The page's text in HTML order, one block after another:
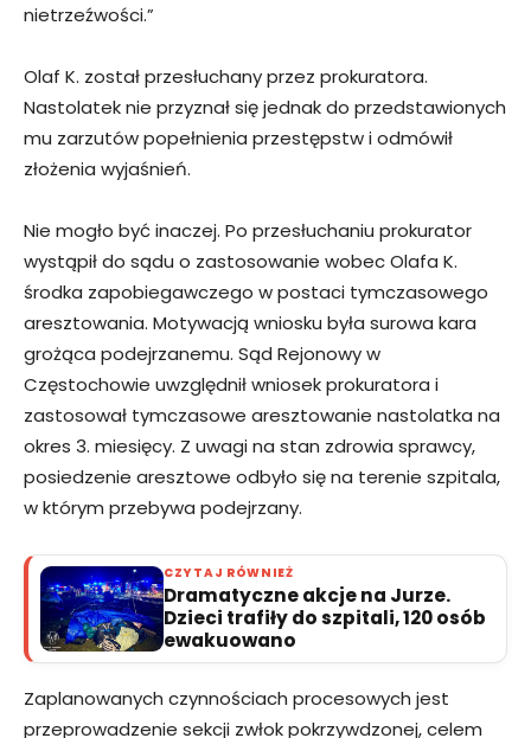
nietrzeźwości.”
Olaf K. został przesłuchany przez prokuratora.
Nastolatek nie przyznał się jednak do przedstawionych
mu zarzutów popełnienia przestępstw i odmówił
złożenia wyjaśnień.
Nie mogło być inaczej. Po przesłuchaniu prokurator
wystąpił do sądu o zastosowanie wobec Olafa K.
środka zapobiegawczego w postaci tymczasowego
aresztowania. Motywacją wniosku była surowa kara
grożąca podejrzanemu. Sąd Rejonowy w
Częstochowie uwzględnił wniosek prokuratora i
zastosował tymczasowe aresztowanie nastolatka na
okres 3. miesięcy. Z uwagi na stan zdrowia sprawcy,
posiedzenie aresztowe odbyło się na terenie szpitala,
w którym przebywa podejrzany.
CZYTAJ RÓWNIEŻ
Dramatyczne akcje na Jurze.
Dzieci trafiły do szpitali, 120 osób
ewakuowano
Zaplanowanych czynnościach procesowych jest
przeprowadzenie sekcji zwłok pokrzywdzonej, celem